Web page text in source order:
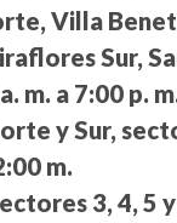
Villa
Sur,
m. a 7:00 p.
y Sur,
m.
3, 4, 5